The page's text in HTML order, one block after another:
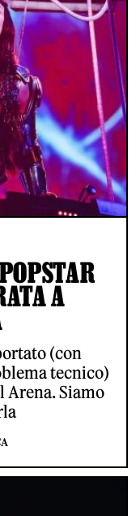
A
(con
tecnico)
Siamo